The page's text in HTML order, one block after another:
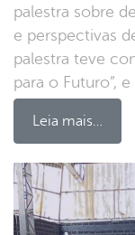
palestra sobre
e perspectivas
palestra teve
para o Futuro”,
Leia mais…